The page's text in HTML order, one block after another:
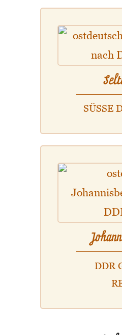
SÜSSE
DDR